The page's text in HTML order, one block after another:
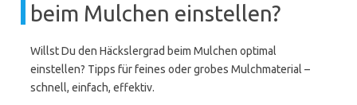
beim Mulchen einstellen?
Willst Du den Häckslergrad beim Mulchen optimal
einstellen? Tipps für feines oder grobes Mulchmaterial –
schnell, einfach, effektiv.